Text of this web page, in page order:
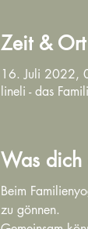
Zeit & Ort
16. Juli 2022,
lineli - das
Was dich
Beim
zu gönnen.